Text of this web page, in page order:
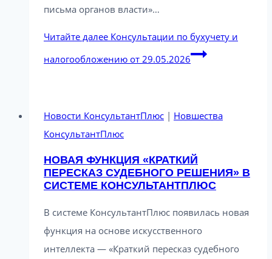
письма органов власти»…
Читайте далее Консультации по бухучету и
налогообложению от 29.05.2026
Новости КонсультантПлюс | Новшества
КонсультантПлюс
НОВАЯ ФУНКЦИЯ «КРАТКИЙ
ПЕРЕСКАЗ СУДЕБНОГО РЕШЕНИЯ» В
СИСТЕМЕ КОНСУЛЬТАНТПЛЮС
В системе КонсультантПлюс появилась новая
функция на основе искусственного
интеллекта — «Краткий пересказ судебного